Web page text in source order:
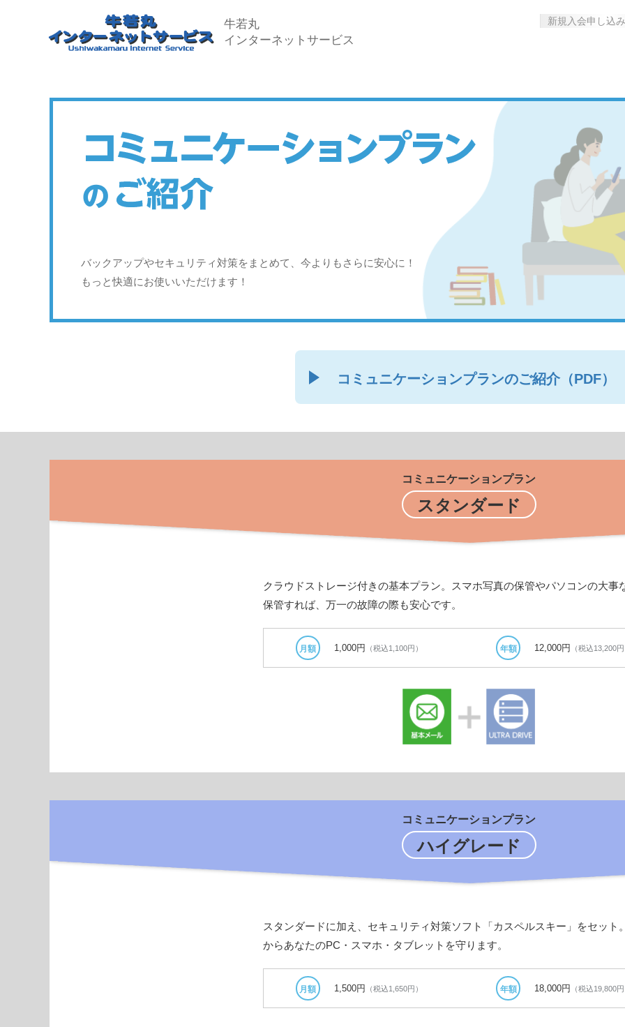
牛若丸
インターネットサービス
新規入会申し込
バックアップやセキュリティ対策をまとめて、今よりもさらに安心に！
もっと快適にお使いいただけます！
コミュニケーションプランのご紹介（PDF）
コミュニケーションプラン
スタンダード
クラウドストレージ付きの基本プラン。スマホ写真の保管やパソコンの大事
保管すれば、万一の故障の際も安心です。
月額 1,000円 （税込1,100円） 年額 12,000円 （税込13,200
コミュニケーションプラン
ハイグレード
スタンダードに加え、セキュリティ対策ソフト「カスペルスキー」をセット
からあなたのPC・スマホ・タブレットを守ります。
月額 1,500円 （税込1,650円） 年額 18,000円 （税込19,800